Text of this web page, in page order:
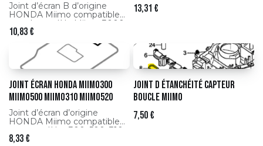
Joint d’écran B d’origine
HONDA Miimo compatible
avec le modèle Miimo 3000,
assurant l’étanchéité et la
protection de l’afficheur.
10,83€
13,31 €
Joint écran HONDA Miimo300
Miimo500 Miimo310 Miimo520
Joint d’écran d’origine
HONDA Miimo compatible
avec modèles 300, 500, 310
et 520, garantissant
8,33€
Joint d étanchéité capteur
boucle Miimo
7,50€